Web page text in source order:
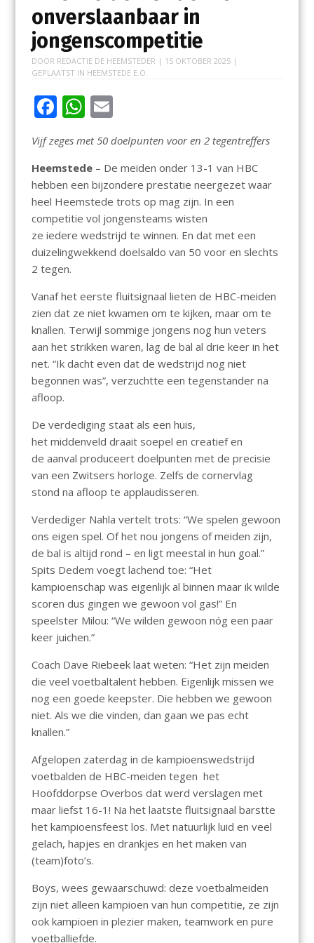
onverslaanbaar in
jongenscompetitie
DOOR REDACTIE DE HEEMSTEDER | 15 OKTOBER 2025|
GEPLAATST IN HEEMSTEDE E.O.
F
e
b
o
o
k
W
at
s
A
p
p
E
m
ai
l
Vijf zeges met 50 doelpunten voor en 2 tegentreffers
Heemstede– De meiden onder 13-1 van HBC
hebben een bijzondere prestatie neergezet waar
heel Heemstede trots op mag zijn. In een
competitie vol jongensteams wisten
ze iedere wedstrijd te winnen. En dat met een
duizelingwekkend doelsaldo van 50 voor en slechts
2 tegen.
Vanaf het eerste fluitsignaal lieten de HBC-meiden
zien dat ze niet kwamen om te kijken, maar om te
knallen. Terwijl sommige jongens nog hun veters
aan het strikken waren, lag de bal al drie keer in het
net. “Ik dacht even dat de wedstrijd nog niet
begonnen was”, verzuchtte een tegenstander na
afloop.
De verdediging staat als een huis,
het middenveld draait soepel en creatief en
de aanval produceert doelpunten met de precisie
van een Zwitsers horloge. Zelfs de cornervlag
stond na afloop te applaudisseren.
Verdediger Nahla vertelt trots: “We spelen gewoon
ons eigen spel. Of het nou jongens of meiden zijn,
de bal is altijd rond – en ligt meestal in hun goal.”
Spits Dedem voegt lachend toe: “Het
kampioenschap was eigenlijk al binnen maar ik wilde
scoren dus gingen we gewoon vol gas!” En
speelster Milou: “We wilden gewoon nóg een paar
keer juichen.”
Coach Dave Riebeek laat weten: “Het zijn meiden
die veel voetbaltalent hebben. Eigenlijk missen we
nog een goede keepster. Die hebben we gewoon
niet. Als we die vinden, dan gaan we pas echt
knallen.”
Afgelopen zaterdag in de kampioenswedstrijd
voetbalden de HBC-meiden tegen het
Hoofddorpse Overbos dat werd verslagen met
maar liefst 16-1! Na het laatste fluitsignaal barstte
het kampioensfeest los. Met natuurlijk luid en veel
gelach, hapjes en drankjes en het maken van
(team)foto’s.
Boys, wees gewaarschuwd: deze voetbalmeiden
zijn niet alleen kampioen van hun competitie, ze zijn
ook kampioen in plezier maken, teamwork en pure
voetballiefde.